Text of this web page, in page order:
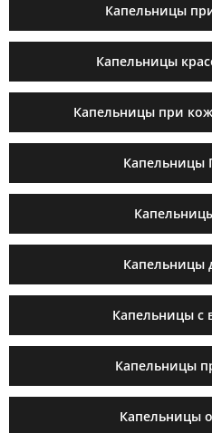
Капельницы
Капельницы
Капельницы при
Капельницы
Капельницы
Капельницы с
Капельницы
Капельницы